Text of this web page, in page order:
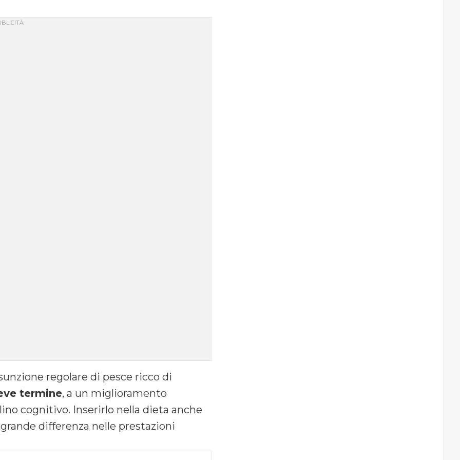
regolare di pesce ricco di
termine, a un miglioramento
cognitivo. Inserirlo nella dieta anche
differenza nelle prestazioni